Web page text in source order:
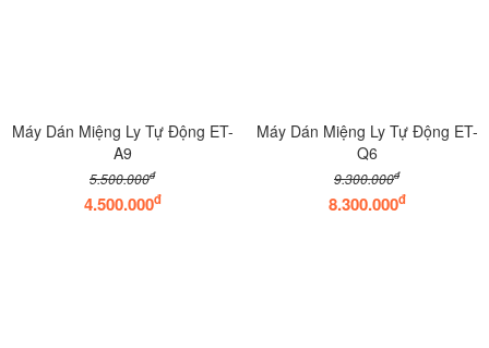
Máy Dán Miệng Ly Tự Động ET-
A9
5.500.000đ
4.500.000đ
Máy Dán Miệng Ly Tự Động ET-
Q6
9.300.000đ
8.300.000đ